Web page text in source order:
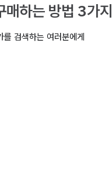
매하는 방법 3가지
검색하는 여러분에게